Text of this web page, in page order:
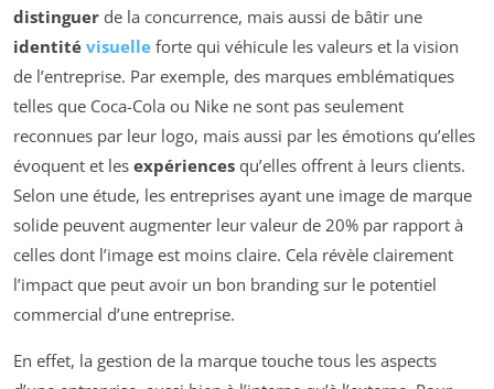
distinguer de la concurrence, mais aussi de bâtir une
identité visuelle forte qui véhicule les valeurs et la vision
de l’entreprise. Par exemple, des marques emblématiques
telles que Coca-Cola ou Nike ne sont pas seulement
reconnues par leur logo, mais aussi par les émotions qu’elles
évoquent et les expériences qu’elles offrent à leurs clients.
Selon une étude, les entreprises ayant une image de marque
solide peuvent augmenter leur valeur de 20% par rapport à
celles dont l’image est moins claire. Cela révèle clairement
l’impact que peut avoir un bon branding sur le potentiel
commercial d’une entreprise.
En effet, la gestion de la marque touche tous les aspects